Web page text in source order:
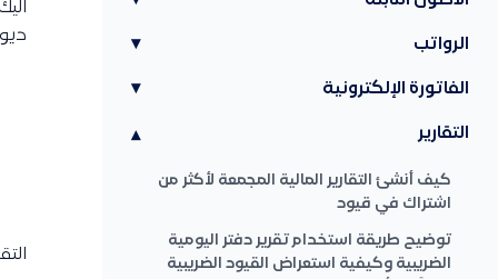
الرواتب ▾
الفاتورة الإلكترونية ▾
التقارير ▾
كيف أنشئ التقارير المالية المجمعة لأكثر من
اشتراك في قيود
توضيح طريقة استخدام تقرير دفتر اليومية
الضريبية وكيفية استعراض القيود الضريبية